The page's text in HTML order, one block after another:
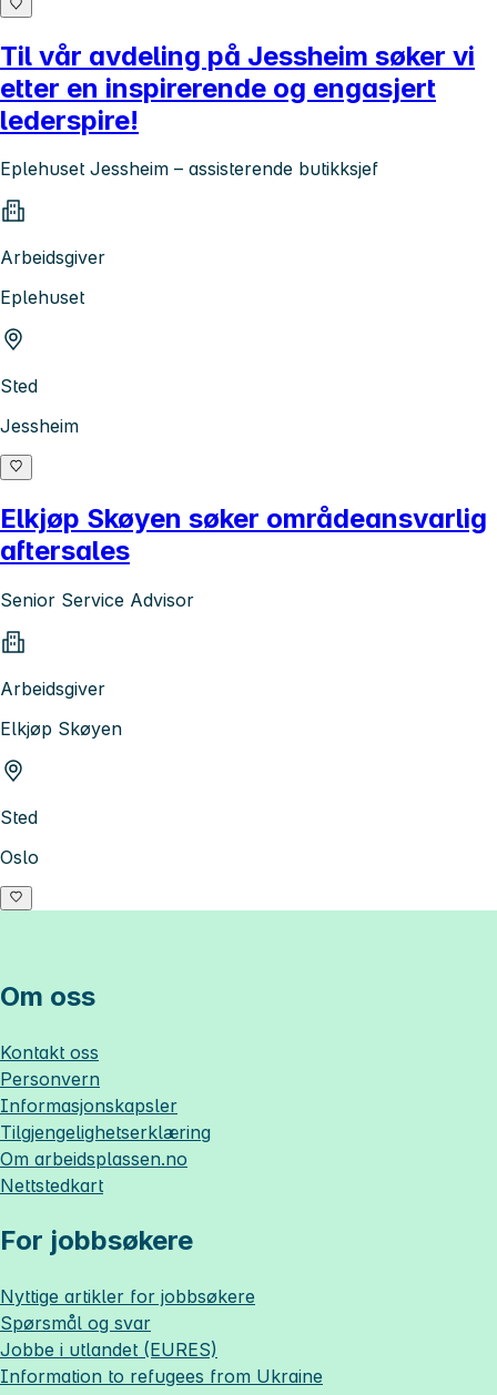
Til vår avdeling på Jessheim søker vi
etter en inspirerende og engasjert
lederspire!
Eplehuset Jessheim – assisterende butikksjef
Arbeidsgiver
Eplehuset
Sted
Jessheim
Elkjøp Skøyen søker områdeansvarlig
aftersales
Senior Service Advisor
Arbeidsgiver
Elkjøp Skøyen
Sted
Oslo
Om oss
Kontakt oss
Personvern
Informasjonskapsler
Tilgjengelighetserklæring
Om arbeidsplassen.no
Nettstedkart
For jobbsøkere
Nyttige artikler for jobbsøkere
Spørsmål og svar
Jobbe i utlandet (EURES)
Information to refugees from Ukraine